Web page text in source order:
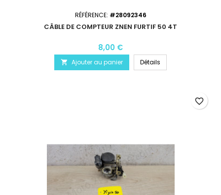
RÉFÉRENCE: #28092346
CÂBLE DE COMPTEUR ZNEN FURTIF 50 4T
8,00 €
 Ajouter au panier Détails
favorite_border